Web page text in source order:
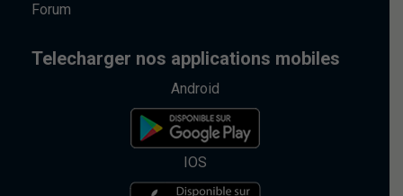
Forum
Telecharger nos applications mobiles
Android
IOS